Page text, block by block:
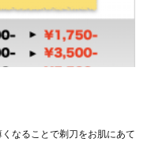
なることで剃刀をお肌にあて